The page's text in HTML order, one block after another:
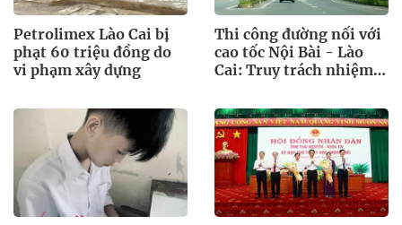
Petrolimex Lào Cai bị
phạt 60 triệu đồng do
vi phạm xây dựng
Thi công đường nối với
cao tốc Nội Bài - Lào
Cai: Truy trách nhiệm
chậm tiến độ?